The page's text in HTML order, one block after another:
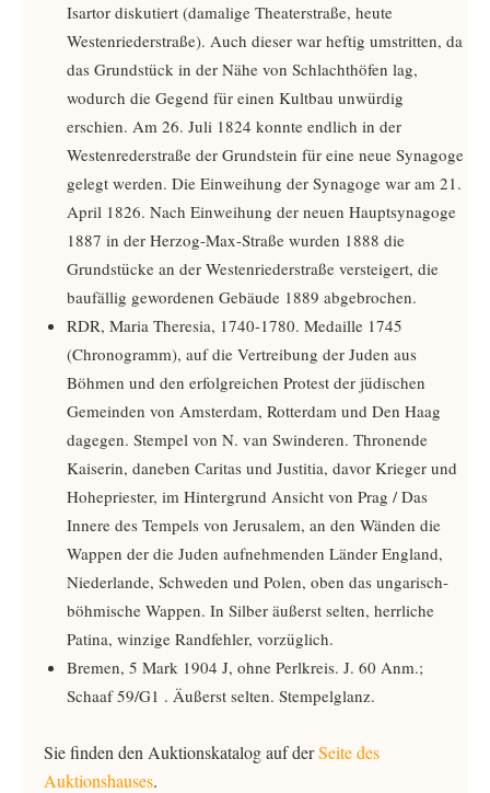
Isartor diskutiert (damalige Theaterstraße, heute
Westenriederstraße). Auch dieser war heftig umstritten, da
das Grundstück in der Nähe von Schlachthöfen lag,
wodurch die Gegend für einen Kultbau unwürdig
erschien. Am 26. Juli 1824 konnte endlich in der
Westenrederstraße der Grundstein für eine neue Synagoge
gelegt werden. Die Einweihung der Synagoge war am 21.
April 1826. Nach Einweihung der neuen Hauptsynagoge
1887 in der Herzog-Max-Straße wurden 1888 die
Grundstücke an der Westenriederstraße versteigert, die
baufällig gewordenen Gebäude 1889 abgebrochen.
RDR, Maria Theresia, 1740-1780. Medaille 1745
(Chronogramm), auf die Vertreibung der Juden aus
Böhmen und den erfolgreichen Protest der jüdischen
Gemeinden von Amsterdam, Rotterdam und Den Haag
dagegen. Stempel von N. van Swinderen. Thronende
Kaiserin, daneben Caritas und Justitia, davor Krieger und
Hohepriester, im Hintergrund Ansicht von Prag / Das
Innere des Tempels von Jerusalem, an den Wänden die
Wappen der die Juden aufnehmenden Länder England,
Niederlande, Schweden und Polen, oben das ungarisch-
böhmische Wappen. In Silber äußerst selten, herrliche
Patina, winzige Randfehler, vorzüglich.
Bremen, 5 Mark 1904 J, ohne Perlkreis. J. 60 Anm.;
Schaaf 59/G1 ­­. Äußerst selten. Stempelglanz.
Sie finden den Auktionskatalog auf derSeite des
Auktionshauses.